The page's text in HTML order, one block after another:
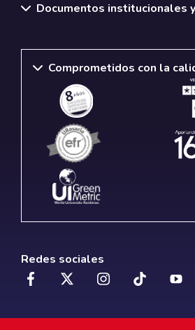
Documentos institucionales
Comprometidos con la
Redes sociales